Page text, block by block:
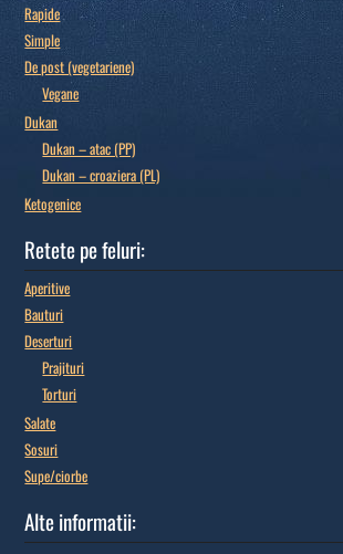
Rapide
Simple
De post (vegetariene)
Vegane
Dukan
Dukan – atac (PP)
Dukan – croaziera (PL)
Ketogenice
Retete pe feluri:
Aperitive
Bauturi
Deserturi
Prajituri
Torturi
Salate
Sosuri
Supe/ciorbe
Alte informatii: